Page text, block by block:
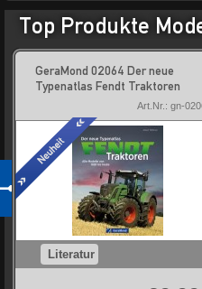
Top Produkte
GeraMond 02064 Der neue
Typenatlas Fendt Traktoren
Art.Nr.: gn-
Literatur